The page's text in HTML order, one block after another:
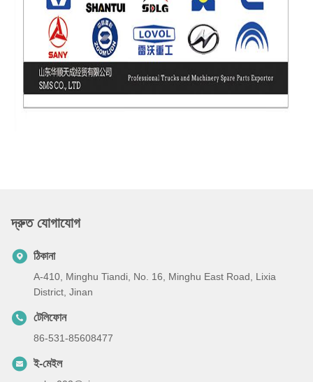
দ্রুত যোগাযোগ
ঠিকানা
A-410, Minghu Tiandi, No. 16, Minghu East Road, Lixia
District, Jinan
টেলিফোন
86-531-85608477
ই-মেইল